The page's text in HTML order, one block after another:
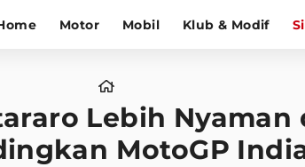
Motor Mobil Klub & Modif
Lebih Nyaman
MotoGP